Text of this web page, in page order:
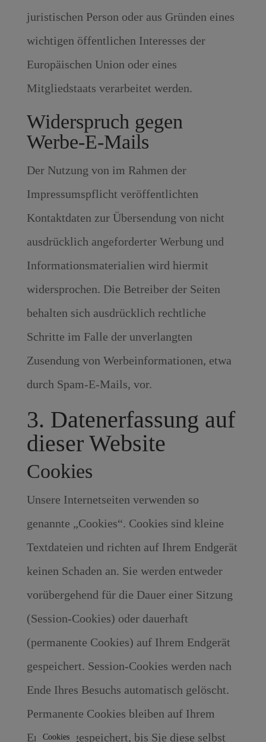
juristischen Person oder aus Gründen eines
wichtigen öffentlichen Interesses der
Europäischen Union oder eines
Mitgliedstaats verarbeitet werden.
Widerspruch gegen
Werbe-E-Mails
Der Nutzung von im Rahmen der
Impressumspflicht veröffentlichten
Kontaktdaten zur Übersendung von nicht
ausdrücklich angeforderter Werbung und
Informationsmaterialien wird hiermit
widersprochen. Die Betreiber der Seiten
behalten sich ausdrücklich rechtliche
Schritte im Falle der unverlangten
Zusendung von Werbeinformationen, etwa
durch Spam-E-Mails, vor.
3. Datenerfassung auf
dieser Website
Cookies
Unsere Internetseiten verwenden so
genannte „Cookies“. Cookies sind kleine
Textdateien und richten auf Ihrem Endgerät
keinen Schaden an. Sie werden entweder
vorübergehend für die Dauer einer Sitzung
(Session-Cookies) oder dauerhaft
(permanente Cookies) auf Ihrem Endgerät
gespeichert. Session-Cookies werden nach
Ende Ihres Besuchs automatisch gelöscht.
Permanente Cookies bleiben auf Ihrem
Endgerät gespeichert, bis Sie diese selbst
Cookies